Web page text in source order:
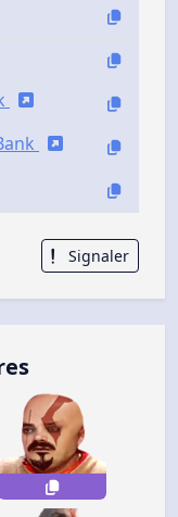
Signaler